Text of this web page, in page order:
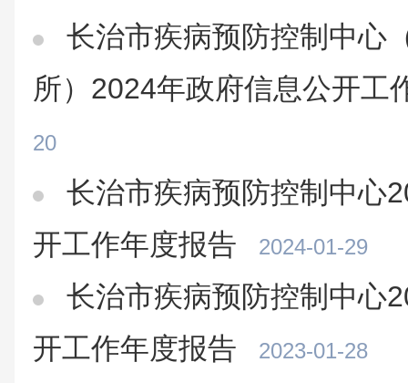
长治市疾病预防控制中心
所）2024年政府信息公开工
20
长治市疾病预防控制中心
开工作年度报告
2024-01-29
长治市疾病预防控制中心
开工作年度报告
2023-01-28